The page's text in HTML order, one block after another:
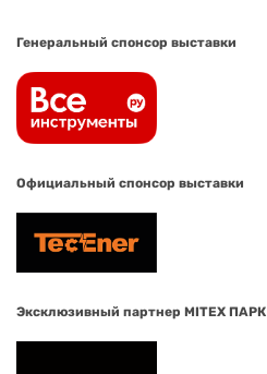
Генеральный спонсор выставки
Официальный спонсор выставки
Эксклюзивный партнер MITEX ПАРК